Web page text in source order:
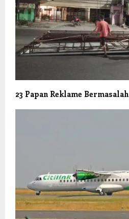
23 Papan Reklame